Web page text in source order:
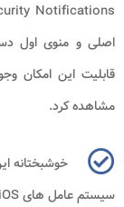
Notifications
اصلی و منوی اول
قابلیت این امکان
مشاهده کرد.
خوشبختانه
سیستم عامل هایiOS